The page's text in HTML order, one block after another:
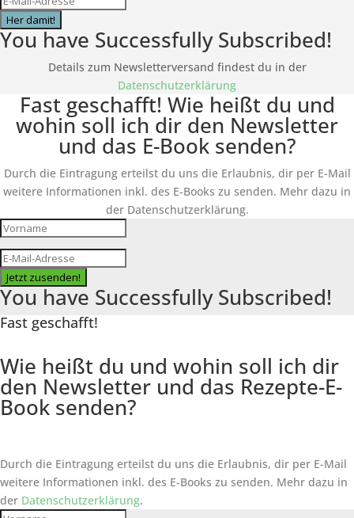
Her damit!
You have Successfully Subscribed!
Details zum Newsletterversand findest du in der
Datenschutzerklärung
Fast geschafft! Wie heißt du und
wohin soll ich dir den Newsletter
und das E-Book senden?
Durch die Eintragung erteilst du uns die Erlaubnis, dir per E-Mail
weitere Informationen inkl. des E-Books zu senden. Mehr dazu in
der Datenschutzerklärung.
Jetzt zusenden!
You have Successfully Subscribed!
Fast geschafft!
Wie heißt du und wohin soll ich dir
den Newsletter und das Rezepte-E-
Book senden?
Durch die Eintragung erteilst du uns die Erlaubnis, dir per E-Mail
weitere Informationen inkl. des E-Books zu senden. Mehr dazu in
der Datenschutzerklärung.